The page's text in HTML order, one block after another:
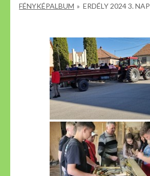
FÉNYKÉPALBUM » ERDÉLY 2024 3. NAP